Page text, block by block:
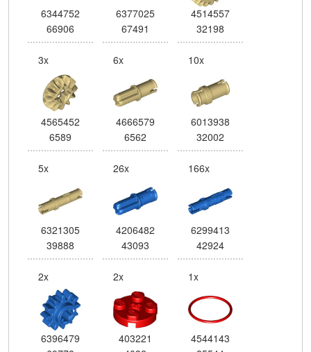
6344752
66906
6377025
67491
4514557
32198
3x
4565452
6589
6x
4666579
6562
10x
6013938
32002
5x
6321305
39888
26x
4206482
43093
166x
6299413
42924
2x
6396479
2x
403221
1x
4544143